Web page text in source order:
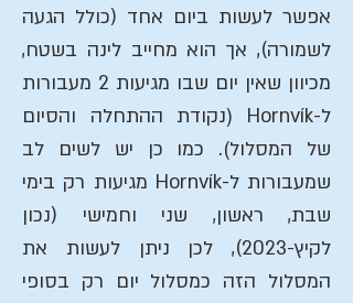
אפשר לעשות ביום אחד (כולל הגעה
לשמורה), אך הוא מחייב לינה בשטח,
מכיוון שאין יום שבו מגיעות 2 מעבורות
ל-Hornvík (נקודת ההתחלה והסיום
של המסלול). כמו כן יש לשים לב
שמעבורות ל-Hornvík מגיעות רק בימי
שבת, ראשון, שני וחמישי (נכון
לקיץ-2023), לכן ניתן לעשות את
המסלול הזה כמסלול יום רק בסופי